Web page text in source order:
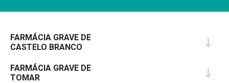
FARMÁCIA GRAVE DE
CASTELO BRANCO
FARMÁCIA GRAVE DE
TOMAR